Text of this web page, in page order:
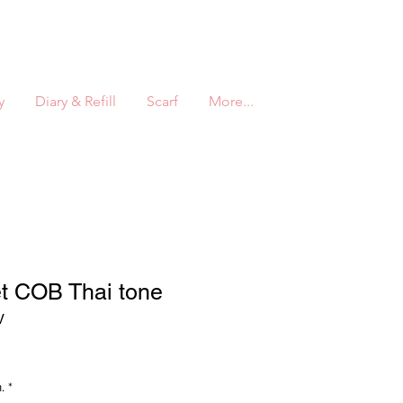
Diary & Refill Scarf More...
COB Thai tone
าคา
ด*